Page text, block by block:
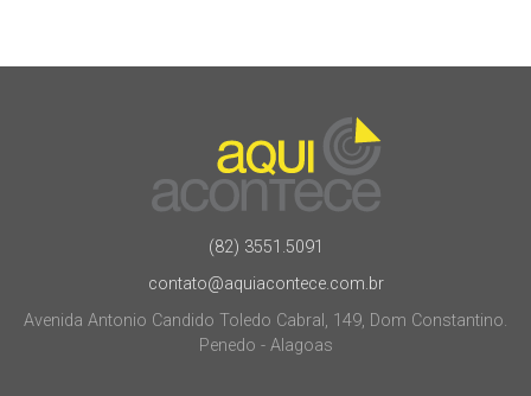
(82) 3551.5091
contato@aquiacontece.com.br
Avenida Antonio Candido Toledo Cabral, 149, Dom Constantino.
Penedo - Alagoas